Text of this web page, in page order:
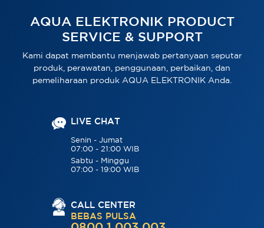
AQUA ELEKTRONIK PRODUCT
SERVICE & SUPPORT
Kami dapat membantu menjawab pertanyaan seputar
produk, perawatan, penggunaan, perbaikan, dan
pemeliharaan produk AQUA ELEKTRONIK Anda.
LIVE CHAT
Senin - Jumat
07:00 - 21:00 WIB
Sabtu - Minggu
07:00 - 19:00 WIB
CALL CENTER
BEBAS PULSA